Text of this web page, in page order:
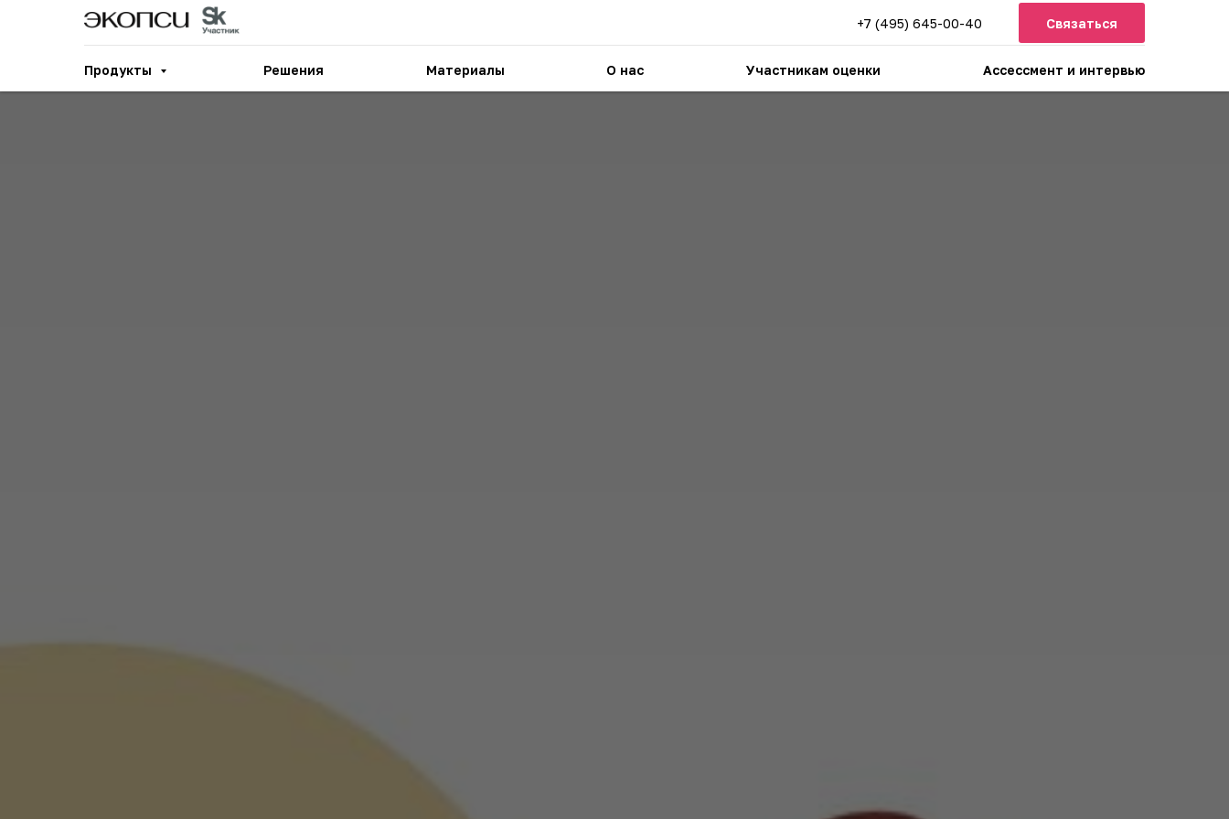
+7 (495) 645-00-40 Связаться
Продукты Решения Материалы О нас Участникам оценки Ассессмент и интервью